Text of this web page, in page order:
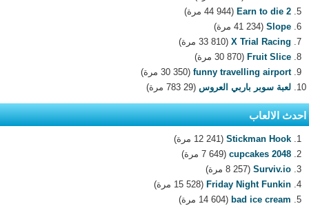
Earn to die 2 (44 944 مرة)
Slope (41 234 مرة)
X Trial Racing (33 810 مرة)
Fruit Slice (30 870 مرة)
funny travelling airport (30 350 مرة)
لعبة سوبر باربي العروس (29 783 مرة)
احدث الالعاب
Stickman Hook (12 241 مرة)
2048 cupcakes
(7 649 مرة)
Surviv.io (8 257 مرة)
Friday Night Funkin (15 528 مرة)
bad ice cream (14 604 مرة)